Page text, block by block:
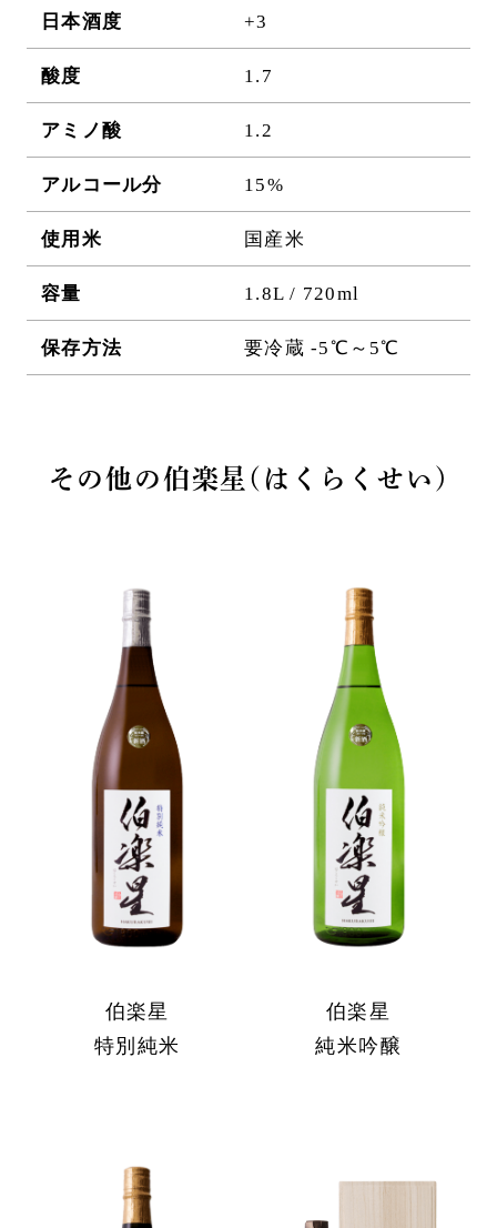
日本酒度 +3
酸度 1.7
アミノ酸 1.2
アルコール分 15%
使用米 国産米
容量 1.8L / 720ml
保存方法 要冷蔵 -5℃～5℃
その他の伯楽星(はくらくせい)
伯楽星
特別純米
伯楽星
純米吟醸